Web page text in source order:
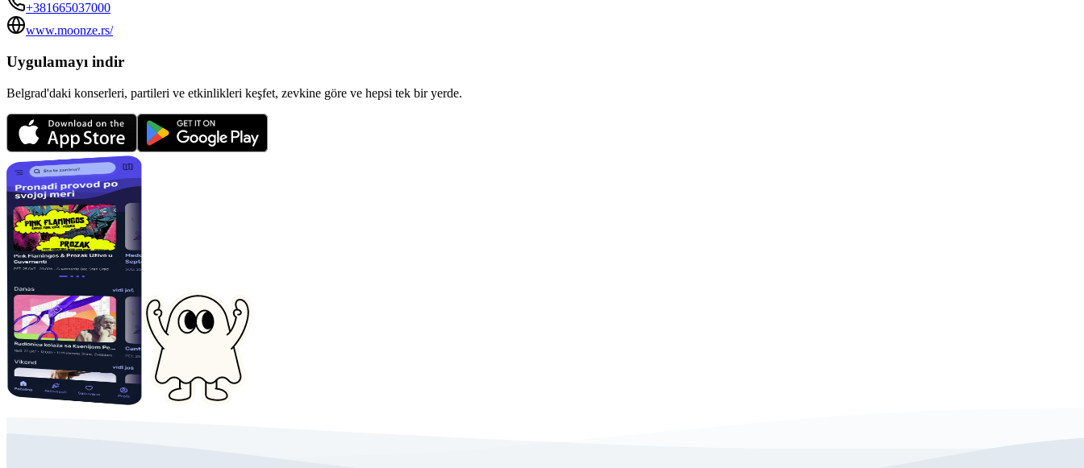
+381665037000
www.moonze.rs/
Uygulamayı indir
Belgrad'daki konserleri, partileri ve etkinlikleri keşfet, zevkine göre ve hepsi tek bir yerde.